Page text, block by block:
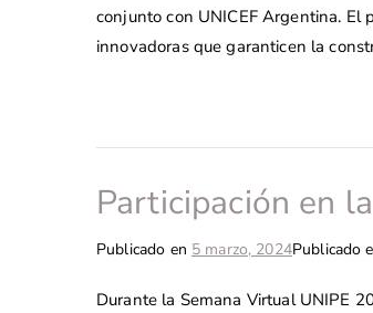
conjunto con UNICEF Argentina. El
innovadoras que garanticen la
Participación en
Publicado en 5 marzo, 2024Publicado
Durante la Semana Virtual UNIPE